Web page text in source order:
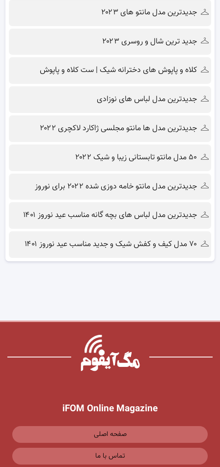
جدیدترین مدل مانتو های ۲۰۲۳
جدید ترین شال و روسری ۲۰۲۳
کلاه و پاپوش های دخترانه شیک | ست کلاه و پاپوش
جدیدترین مدل لباس های نوزادی
جدیدترین مدل ها مانتو مجلسی ژاکارد لاکچری ۲۰۲۲
۵۰ مدل مانتو تابستانی زیبا و شیک ۲۰۲۲
جدیدترین مدل مانتو خامه دوزی شده ۲۰۲۲ برای نوروز
جدیدترین مدل لباس های بچه گانه مناسب عید نوروز ۱۴۰۱
۷۰ مدل کیف و کفش شیک و جدید مناسب عید نوروز ۱۴۰۱
iFOM Online Magazine
صفحه اصلی
تماس با ما